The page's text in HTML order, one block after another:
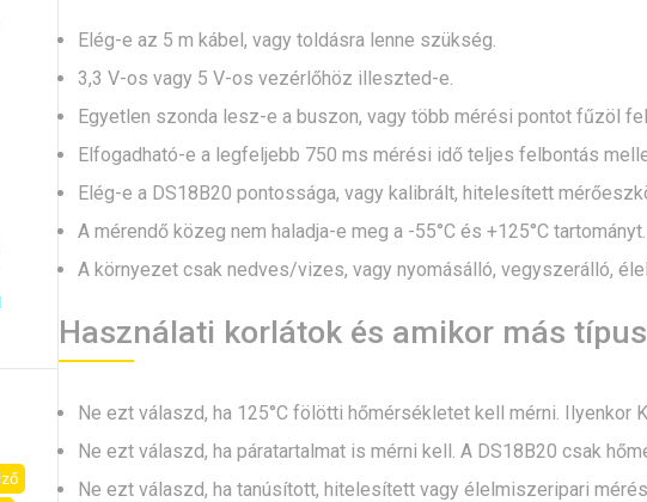
Elég-e az 5 m kábel, vagy toldásra lenne szükség.
3,3 V-os vagy 5 V-os vezérlőhöz illeszted-e.
Egyetlen szonda lesz-e a buszon, vagy több mérési pontot fűzöl fel.
Elfogadható-e a legfeljebb 750 ms mérési idő teljes felbontás
Elég-e a DS18B20 pontossága, vagy kalibrált, hitelesített
A mérendő közeg nem haladja-e meg a -55°C és +125°C tartományt.
A környezet csak nedves/vizes, vagy nyomásálló, vegyszerálló,
Használati korlátok és amikor más
Ne ezt válaszd, ha 125°C fölötti hőmérsékletet kell mérni. Ilyenkor
Ne ezt válaszd, ha páratartalmat is mérni kell. A DS18B20 csak
Ne ezt válaszd, ha tanúsított, hitelesített vagy élelmiszeripari